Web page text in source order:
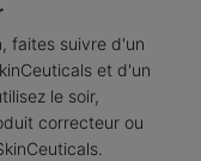
faites suivre d'un
et d'un
le soir,
correcteur ou